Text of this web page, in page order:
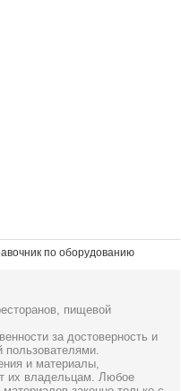
по оборудованию
пищевой
за достоверность и
и материалы,
их владельцам. Любое